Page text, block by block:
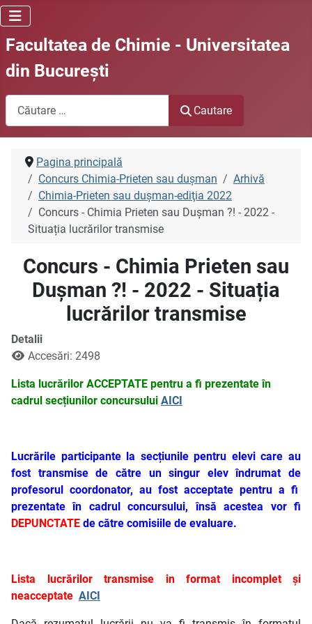
Facultatea de Chimie - Universitatea
din Bucureşti
Cautare
Cautare
Pagina principală
Concurs Chimia-Prieten sau duşman
Arhivă
Chimia-Prieten sau duşman-ediţia 2022
Concurs - Chimia Prieten sau Dușman ?! - 2022 -
Situația lucrărilor transmise
Concurs - Chimia Prieten sau
Dușman ?! - 2022 - Situația
lucrărilor transmise
Detalii
Accesări: 2498
Lista lucrărilor ACCEPTATE pentru a fi prezentate în
cadrul secțiunilor concursului AICI
Lucrările participante la secțiunile pentru elevi care au
fost transmise de către un singur elev îndrumat de
profesorul coordonator, au fost acceptate pentru a fi
prezentate în cadrul concursului, însă acestea vor fi
DEPUNCTATE de către comisiile de evaluare.
Lista lucrărilor transmise in format incomplet și
neacceptate AICI